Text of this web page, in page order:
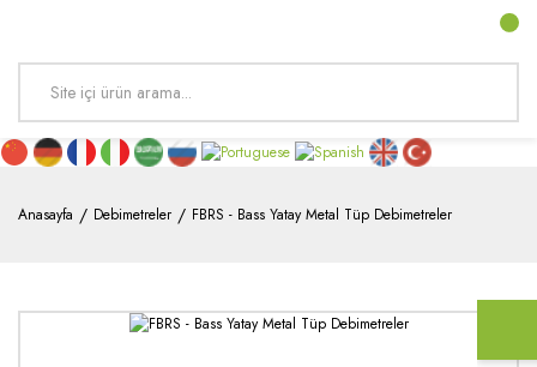
Anasayfa Debimetreler FBRS - Bass Yatay Metal Tüp Debimetreler